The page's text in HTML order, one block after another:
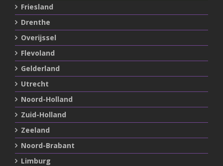
Friesland
Drenthe
Overijssel
Flevoland
Gelderland
Utrecht
Noord-Holland
Zuid-Holland
Zeeland
Noord-Brabant
Limburg